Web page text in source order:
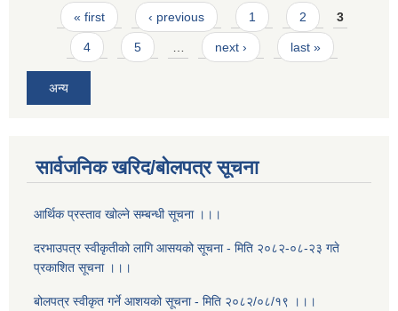
Pages
« first ‹ previous 1 2 3
4 5 next › last »
अन्य
सार्वजनिक खरिद/बोलपत्र सूचना
आर्थिक प्रस्ताव खोल्ने सम्बन्धी सूचना ।।।
दरभाउपत्र स्वीकृतीको लागि आसयको सूचना - मिति २०८२-०८-२३ गते
प्रकाशित सूचना ।।।
बोलपत्र स्वीकृत गर्ने आशयको सूचना - मिति २०८२/०८/१९ ।।।